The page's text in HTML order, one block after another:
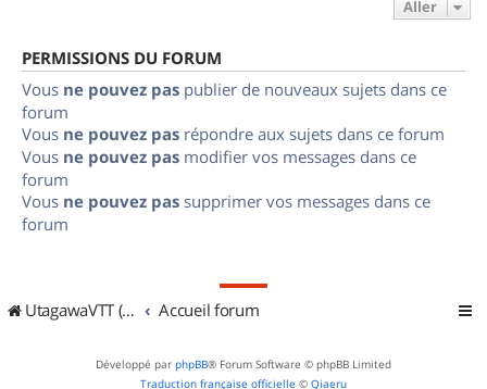
Aller
PERMISSIONS DU FORUM
Vous ne pouvez pas publier de nouveaux sujets dans ce
forum
Vous ne pouvez pas répondre aux sujets dans ce forum
Vous ne pouvez pas modifier vos messages dans ce
forum
Vous ne pouvez pas supprimer vos messages dans ce
forum
UtagawaVTT (Randos VTT et VTTAE avec traces GPS) Accueil forum
Développé par phpBB® Forum Software © phpBB Limited
Traduction française officielle © Qiaeru